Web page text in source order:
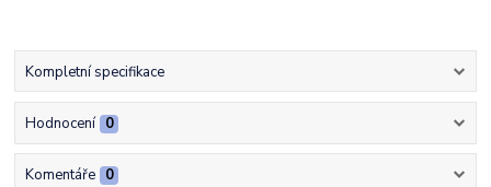
Kompletní specifikace
Hodnocení 0
Komentáře 0